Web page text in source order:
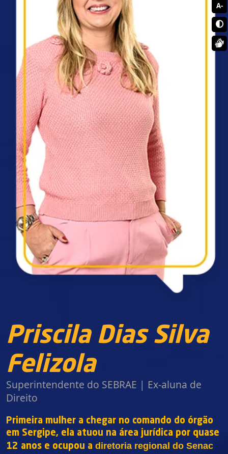
Priscila Dias Silva
Felizola
Superintendente do SEBRAE | Ex-aluna de
Direito
Primeira mulher a chegar no comando do órgão
em Sergipe, ela atuou na área jurídica por quase
12 anos e ocupou a diretoria regional do Senac
A-